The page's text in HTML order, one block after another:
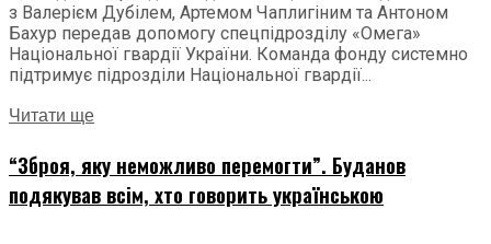
з Валерієм Дубілем, Артемом Чаплигіним та Антоном
Бахур передав допомогу спецпідрозділу «Омега»
Національної гвардії України. Команда фонду системно
підтримує підрозділи Національної гвардії...
Читати ще
“Зброя, яку неможливо перемогти”. Буданов
подякував всім, хто говорить українською